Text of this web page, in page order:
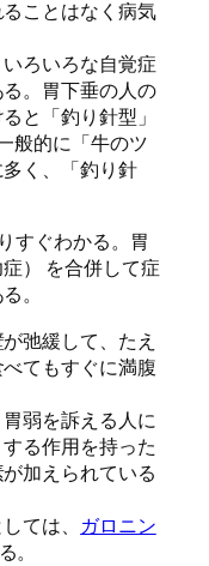
ことはなく病気
ろいろな自覚症
。胃下垂の人の
と「釣り針型」
般的に「牛のツ
く、「釣り針
すぐわかる。胃
） を合併して症
。
弛緩して、たえ
てもすぐに満腹
弱を訴える人に
る作用を持った
加えられている
ては、 ガロニン
。